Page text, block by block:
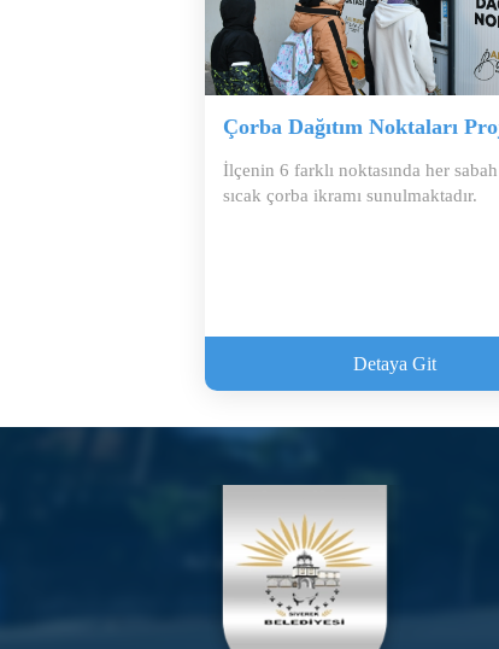
Çorba Dağıtım Noktaları
İlçenin 6 farklı noktasında her
sıcak çorba ikramı sunulmaktadır.
Detaya Git